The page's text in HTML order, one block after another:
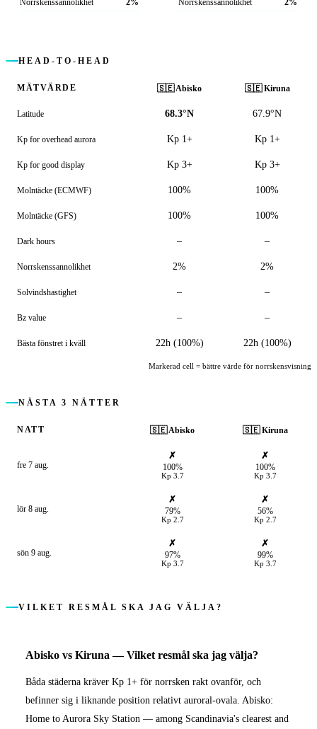
Norrskens­sannolikhet
2%
Norrskens­sannolikhet
2%
HEAD-TO-HEAD
MÄTVÄRDE 🇸🇪Abisko 🇸🇪 Kiruna
Latitude 68.3°N 67.9°N
Kp for overhead aurora Kp 1+ Kp 1+
Kp for good display Kp 3+ Kp 3+
Molntäcke (ECMWF) 100% 100%
Molntäcke (GFS) 100% 100%
Dark hours – –
Norrskens­sannolikhet 2% 2%
Solvindshastighet – –
Bz value – –
Bästa fönstret i kväll 22h (100%) 22h (100%)
Markerad cell = bättre värde för norrskensvisning
NÄSTA 3 NÄTTER
NATT 🇸🇪 Abisko 🇸🇪 Kiruna
fre 7 aug.
✗
100%
Kp 3.7
✗
100%
Kp 3.7
lör 8 aug.
✗
79%
Kp 2.7
✗
56%
Kp 2.7
sön 9 aug.
✗
97%
Kp 3.7
✗
99%
Kp 3.7
VILKET RESMÅL SKA JAG VÄLJA?
Abisko vs Kiruna—Vilket resmål ska jag välja?
Båda städerna kräver Kp 1+ för norrsken rakt ovanför, och
befinner sig i liknande position relativt auroral-ovala. Abisko:
Home to Aurora Sky Station — among Scandinavia's clearest and